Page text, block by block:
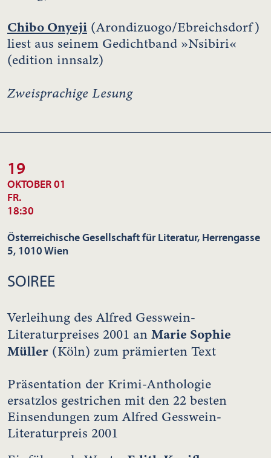
Chibo Onyeji (Arondizuogo/Ebreichsdorf)
liest aus seinem Gedichtband »Nsibiri«
(edition innsalz)
Zweisprachige Lesung
19
OKTOBER 01
FR.
18:30
Österreichische Gesellschaft für Literatur, Herrengasse
5, 1010 Wien
SOIREE
Verleihung des Alfred Gesswein-
Literaturpreises 2001 an Marie Sophie
Müller (Köln) zum prämierten Text
Präsentation der Krimi-Anthologie
ersatzlos gestrichen mit den 22 besten
Einsendungen zum Alfred Gesswein-
Literaturpreis 2001